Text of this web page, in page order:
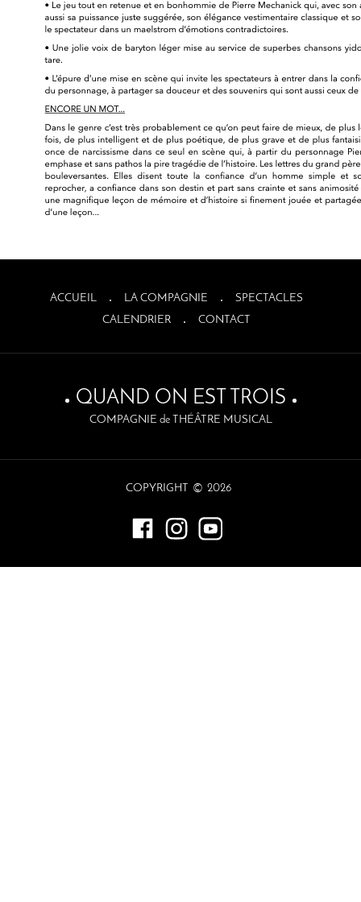
ACCUEIL LA COMPAGNIE
SPECTACLES
CALENDRIER
CONTACT
QUAND ON EST TROIS
COMPAGNIE de THÉÂTRE MUSICAL
COPYRIGHT © 2026